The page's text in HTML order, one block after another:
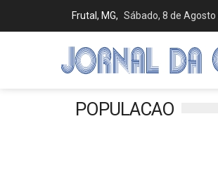
Frutal, MG, Sábado, 8 de Agosto
POPULACAO